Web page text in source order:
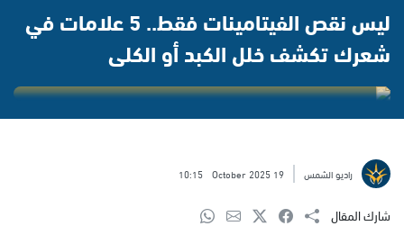
ليس نقص الفيتامينات فقط.. 5 علامات في
شعرك تكشف خلل الكبد أو الكلى
راديو الشمس 19 October 2025
10:15
شارك المقال